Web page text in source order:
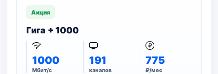
Акция
Гига + 1000
1000
Мбит/с
191
каналов
775
₽/мес